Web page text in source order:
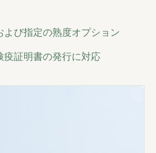
よび指定の熟度オプション
疫証明書の発行に対応